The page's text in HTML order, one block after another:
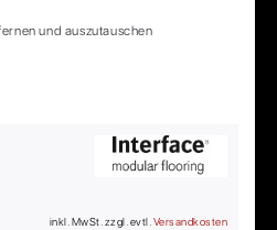
und auszutauschen
inkl. MwSt. zzgl. evtl. Versandkosten